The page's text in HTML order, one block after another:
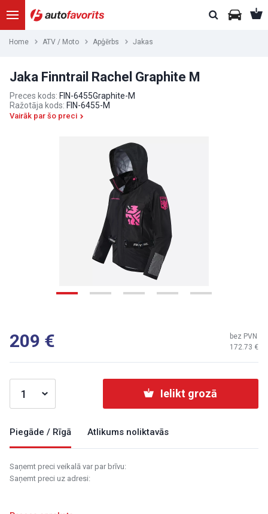
Home ATV / Moto Apģērbs Jakas
Jaka Finntrail Rachel Graphite M
Preces kods: FIN-6455Graphite-M
Ražotāja kods: FIN-6455-M
Vairāk par šo preci
209 172.73
bez PVN
Ielikt grozā
Piegāde / Rīgā Atlikums noliktavās
Saņemt preci veikalā var par brīvu:
Saņemt preci uz adresi: